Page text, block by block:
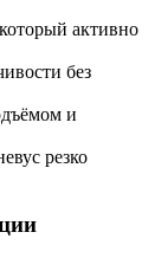
активно
без
и
резко